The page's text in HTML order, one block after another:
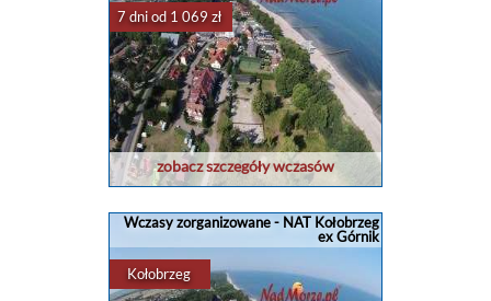
7 dni od 1 069 zł
zobacz szczegóły wczasów
Wczasy zorganizowane - NAT Kołobrzeg
ex Górnik
Kołobrzeg